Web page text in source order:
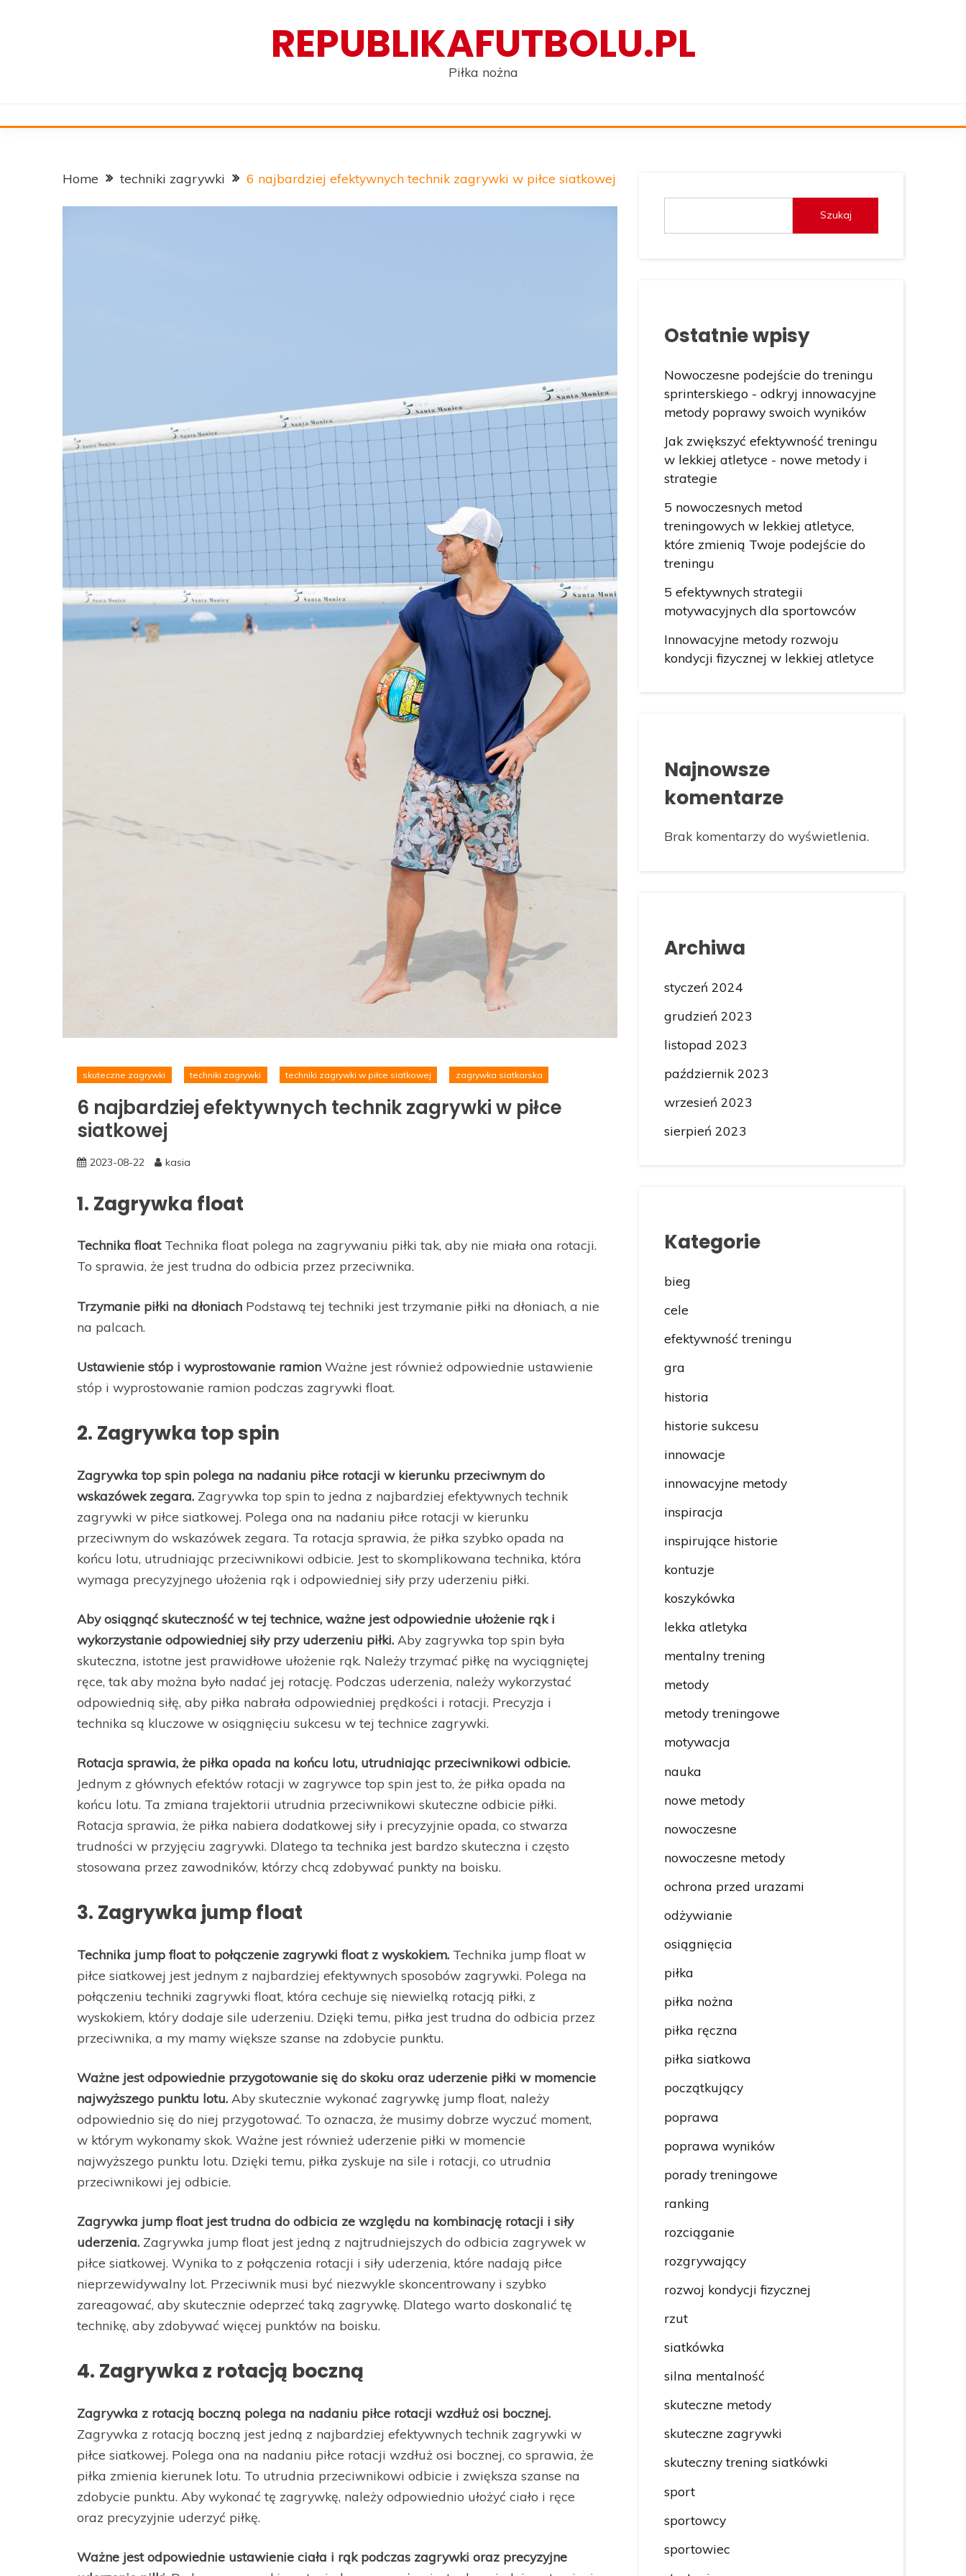
REPUBLIKAFUTBOLU.PL
Piłka nożna
Home techniki zagrywki 6 najbardziej efektywnych technik zagrywki w piłce siatkowej
skuteczne zagrywki techniki zagrywki techniki zagrywki w piłce siatkowej zagrywka siatkarska
6 najbardziej efektywnych technik zagrywki w piłce
siatkowej
2023-08-22 kasia
1. Zagrywka float
Technika floatTechnika float polega na zagrywaniu piłki tak, aby nie miała ona rotacji.
To sprawia, że jest trudna do odbicia przez przeciwnika.
Trzymanie piłki na dłoniach Podstawą tej techniki jest trzymanie piłki na dłoniach, a nie
na palcach.
Ustawienie stóp i wyprostowanie ramion Ważne jest również odpowiednie ustawienie
stóp i wyprostowanie ramion podczas zagrywki float.
2. Zagrywka top spin
Zagrywka top spin polega na nadaniu piłce rotacji w kierunku przeciwnym do
wskazówek zegara. Zagrywka top spin to jedna z najbardziej efektywnych technik
zagrywki w piłce siatkowej. Polega ona na nadaniu piłce rotacji w kierunku
przeciwnym do wskazówek zegara. Ta rotacja sprawia, że piłka szybko opada na
końcu lotu, utrudniając przeciwnikowi odbicie. Jest to skomplikowana technika, która
wymaga precyzyjnego ułożenia rąk i odpowiedniej siły przy uderzeniu piłki.
Aby osiągnąć skuteczność w tej technice, ważne jest odpowiednie ułożenie rąk i
wykorzystanie odpowiedniej siły przy uderzeniu piłki. Aby zagrywka top spin była
skuteczna, istotne jest prawidłowe ułożenie rąk. Należy trzymać piłkę na wyciągniętej
ręce, tak aby można było nadać jej rotację. Podczas uderzenia, należy wykorzystać
odpowiednią siłę, aby piłka nabrała odpowiedniej prędkości i rotacji. Precyzja i
technika są kluczowe w osiągnięciu sukcesu w tej technice zagrywki.
Rotacja sprawia, że piłka opada na końcu lotu, utrudniając przeciwnikowi odbicie.
Jednym z głównych efektów rotacji w zagrywce top spin jest to, że piłka opada na
końcu lotu. Ta zmiana trajektorii utrudnia przeciwnikowi skuteczne odbicie piłki.
Rotacja sprawia, że piłka nabiera dodatkowej siły i precyzyjnie opada, co stwarza
trudności w przyjęciu zagrywki. Dlatego ta technika jest bardzo skuteczna i często
stosowana przez zawodników, którzy chcą zdobywać punkty na boisku.
3. Zagrywka jump float
Technika jump float to połączenie zagrywki float z wyskokiem. Technika jump float w
piłce siatkowej jest jednym z najbardziej efektywnych sposobów zagrywki. Polega na
połączeniu techniki zagrywki float, która cechuje się niewielką rotacją piłki, z
wyskokiem, który dodaje sile uderzeniu. Dzięki temu, piłka jest trudna do odbicia przez
przeciwnika, a my mamy większe szanse na zdobycie punktu.
Ważne jest odpowiednie przygotowanie się do skoku oraz uderzenie piłki w momencie
najwyższego punktu lotu. Aby skutecznie wykonać zagrywkę jump float, należy
odpowiednio się do niej przygotować. To oznacza, że musimy dobrze wyczuć moment,
w którym wykonamy skok. Ważne jest również uderzenie piłki w momencie
najwyższego punktu lotu. Dzięki temu, piłka zyskuje na sile i rotacji, co utrudnia
przeciwnikowi jej odbicie.
Zagrywka jump float jest trudna do odbicia ze względu na kombinację rotacji i siły
uderzenia. Zagrywka jump float jest jedną z najtrudniejszych do odbicia zagrywek w
piłce siatkowej. Wynika to z połączenia rotacji i siły uderzenia, które nadają piłce
nieprzewidywalny lot. Przeciwnik musi być niezwykle skoncentrowany i szybko
zareagować, aby skutecznie odeprzeć taką zagrywkę. Dlatego warto doskonalić tę
technikę, aby zdobywać więcej punktów na boisku.
4. Zagrywka z rotacją boczną
Zagrywka z rotacją boczną polega na nadaniu piłce rotacji wzdłuż osi bocznej.
Zagrywka z rotacją boczną jest jedną z najbardziej efektywnych technik zagrywki w
piłce siatkowej. Polega ona na nadaniu piłce rotacji wzdłuż osi bocznej, co sprawia, że
piłka zmienia kierunek lotu. To utrudnia przeciwnikowi odbicie i zwiększa szanse na
zdobycie punktu. Aby wykonać tę zagrywkę, należy odpowiednio ułożyć ciało i ręce
oraz precyzyjnie uderzyć piłkę.
Ważne jest odpowiednie ustawienie ciała i rąk podczas zagrywki oraz precyzyjne
Szukaj
Ostatnie wpisy
Nowoczesne podejście do treningu
sprinterskiego - odkryj innowacyjne
metody poprawy swoich wyników
Jak zwiększyć efektywność treningu
w lekkiej atletyce - nowe metody i
strategie
5 nowoczesnych metod
treningowych w lekkiej atletyce,
które zmienią Twoje podejście do
treningu
5 efektywnych strategii
motywacyjnych dla sportowców
Innowacyjne metody rozwoju
kondycji fizycznej w lekkiej atletyce
Najnowsze
komentarze
Brak komentarzy do wyświetlenia.
Archiwa
styczeń 2024
grudzień 2023
listopad 2023
październik 2023
wrzesień 2023
sierpień 2023
Kategorie
bieg
cele
efektywność treningu
gra
historia
historie sukcesu
innowacje
innowacyjne metody
inspiracja
inspirujące historie
kontuzje
koszykówka
lekka atletyka
mentalny trening
metody
metody treningowe
motywacja
nauka
nowe metody
nowoczesne
nowoczesne metody
ochrona przed urazami
odżywianie
osiągnięcia
piłka
piłka nożna
piłka ręczna
piłka siatkowa
początkujący
poprawa
poprawa wyników
porady treningowe
ranking
rozciąganie
rozgrywający
rozwoj kondycji fizycznej
rzut
siatkówka
silna mentalność
skuteczne metody
skuteczne zagrywki
skuteczny trening siatkówki
sport
sportowcy
sportowiec